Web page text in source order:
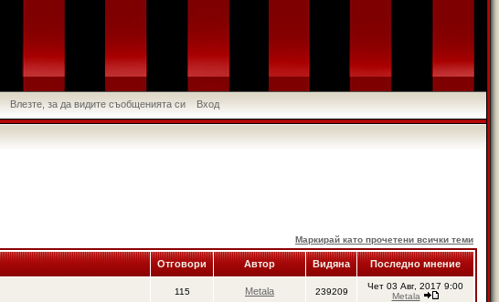
Влезте, за да видите съобщенията си Вход
Маркирай като прочетени всички теми
Отговори Автор Видяна Последно мнение
115 Metala 239209
Чет 03 Авг, 2017 9:00
Metala